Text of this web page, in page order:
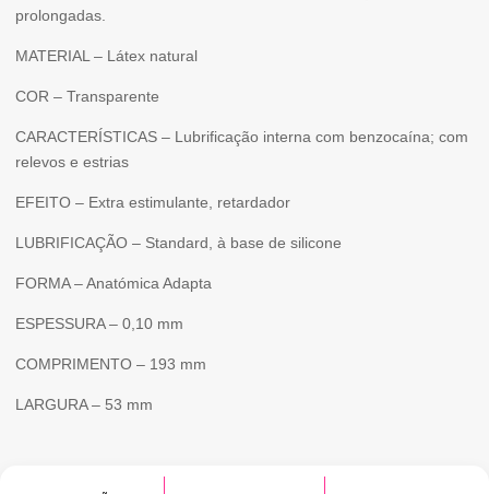
LINES
prolongadas.
MATERIAL – Látex natural
COR – Transparente
CARACTERÍSTICAS – Lubrificação interna com benzocaína; com
relevos e estrias
EFEITO – Extra estimulante, retardador
LUBRIFICAÇÃO – Standard, à base de silicone
FORMA – Anatómica Adapta
ESPESSURA – 0,10 mm
COMPRIMENTO – 193 mm
LARGURA – 53 mm